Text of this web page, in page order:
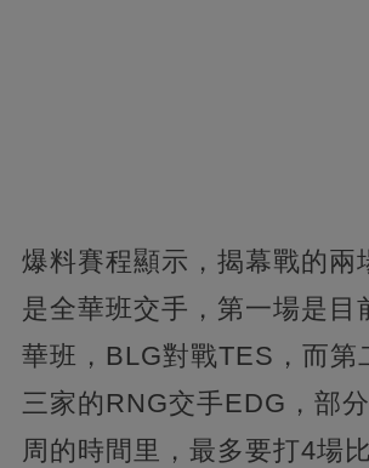
爆料賽程顯示，揭幕戰的兩
是全華班交手，第一場是目
華班，BLG對戰TES，而第
三家的RNG交手EDG，部
周的時間里，最多要打4場